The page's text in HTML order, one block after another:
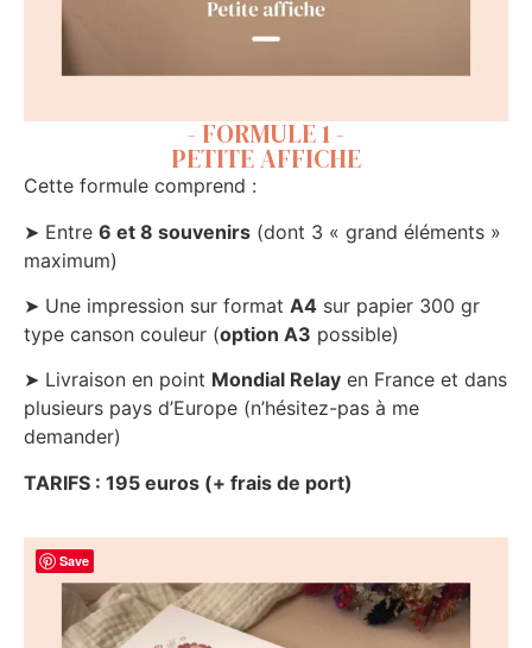
- FORMULE 1 -
PETITE AFFICHE
Cette formule comprend :
➤ Entre 6 et 8 souvenirs (dont 3 « grand éléments »
maximum)
➤ Une impression sur format A4 sur papier 300 gr
type canson couleur (option A3 possible)
➤ Livraison en point Mondial Relay en France et dans
plusieurs pays d’Europe (n’hésitez-pas à me
demander)
TARIFS : 195 euros (+ frais de port)
Save